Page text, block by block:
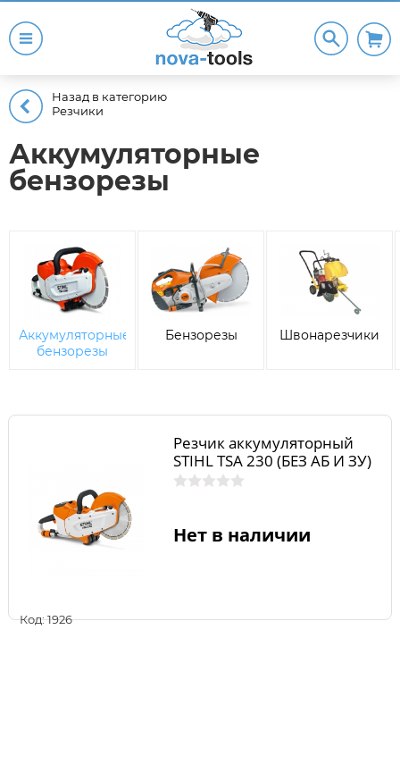
Назад в категорию
Резчики
Аккумуляторные
бензорезы
Аккумуляторные
бензорезы
Бензорезы Швонарезчики
Код: 1926
Резчик аккумуляторный
STIHL TSA 230 (БЕЗ АБ И ЗУ)
Нет в наличии